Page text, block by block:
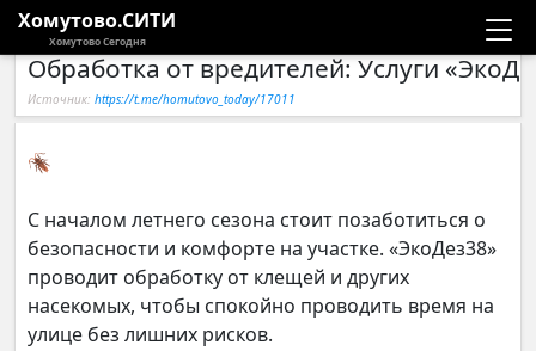
Хомутово.СИТИ
Хомутово Сегодня
Новости
Компании
Обработка от вредителей: Услуги
Источник: https://t.me/homutovo_today/17011
🪳
С началом летнего сезона стоит позаботиться о
безопасности и комфорте на участке. «ЭкоДез38»
проводит обработку от клещей и других
насекомых, чтобы спокойно проводить время на
улице без лишних рисков.